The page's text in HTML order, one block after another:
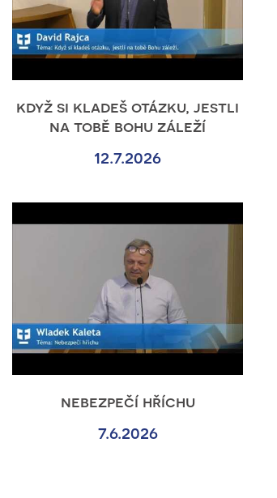
když si kladeš otázku, jestli
na tobě bohu záleží
12.7.2026
nebezpečí hříchu
7.6.2026